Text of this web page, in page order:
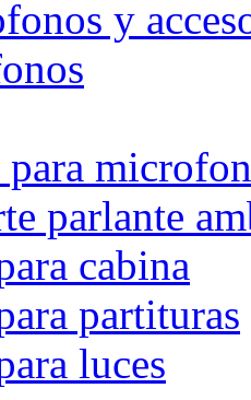
y
para
parlante
cabina
partituras
luces